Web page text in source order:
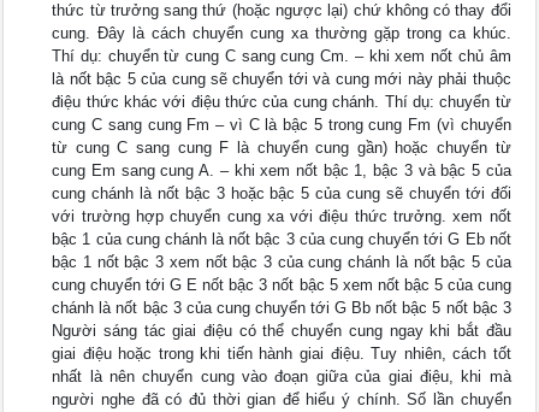
thức từ trưởng sang thứ (hoặc ngược lại) chứ không có thay đổi
cung. Đây là cách chuyển cung xa thường gặp trong ca khúc.
Thí dụ: chuyển từ cung C sang cung Cm. – khi xem nốt chủ âm
là nốt bậc 5 của cung sẽ chuyển tới và cung mới này phải thuộc
điệu thức khác với điệu thức của cung chánh. Thí dụ: chuyển từ
cung C sang cung Fm – vì C là bậc 5 trong cung Fm (vì chuyển
từ cung C sang cung F là chuyển cung gần) hoặc chuyển từ
cung Em sang cung A. – khi xem nốt bậc 1, bậc 3 và bậc 5 của
cung chánh là nốt bậc 3 hoặc bậc 5 của cung sẽ chuyển tới đối
với trường hợp chuyển cung xa với điệu thức trưởng. xem nốt
bậc 1 của cung chánh là nốt bậc 3 của cung chuyển tới G Eb nốt
bậc 1 nốt bậc 3 xem nốt bậc 3 của cung chánh là nốt bậc 5 của
cung chuyển tới G E nốt bậc 3 nốt bậc 5 xem nốt bậc 5 của cung
chánh là nốt bậc 3 của cung chuyển tới G Bb nốt bậc 5 nốt bậc 3
Người sáng tác giai điệu có thể chuyển cung ngay khi bắt đầu
giai điệu hoặc trong khi tiến hành giai điệu. Tuy nhiên, cách tốt
nhất là nên chuyển cung vào đoạn giữa của giai điệu, khi mà
người nghe đã có đủ thời gian để hiểu ý chính. Số lần chuyển